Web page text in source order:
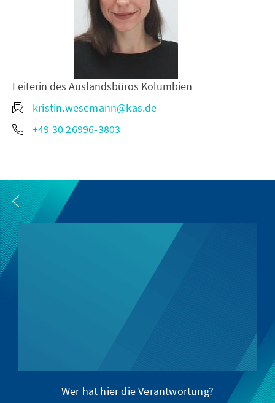
Leiterin des Auslandsbüros Kolumbien
kristin.wesemann@kas.de
+49 30 26996-3803
Wer hat hier die Verantwortung?